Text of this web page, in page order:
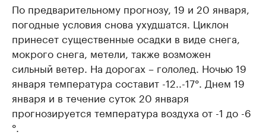
По предварительному прогнозу, 19 и 20 января,
погодные условия снова ухудшатся. Циклон
принесет существенные осадки в виде снега,
мокрого снега, метели, также возможен
сильный ветер. На дорогах – гололед. Ночью 19
января температура составит -12..-17°. Днем 19
января и в течение суток 20 января
прогнозируется температура воздуха от -1 до -6
°.